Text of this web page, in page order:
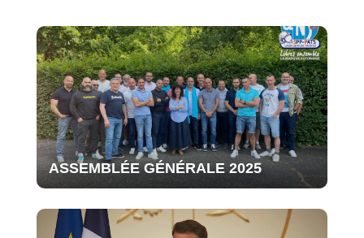
ASSEMBLÉE GÉNÉRALE 2025